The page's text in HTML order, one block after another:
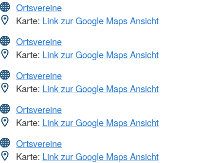
Ortsvereine
Karte: Link zur Google Maps Ansicht
Ortsvereine
Karte: Link zur Google Maps Ansicht
Ortsvereine
Karte: Link zur Google Maps Ansicht
Ortsvereine
Karte: Link zur Google Maps Ansicht
Ortsvereine
Karte: Link zur Google Maps Ansicht